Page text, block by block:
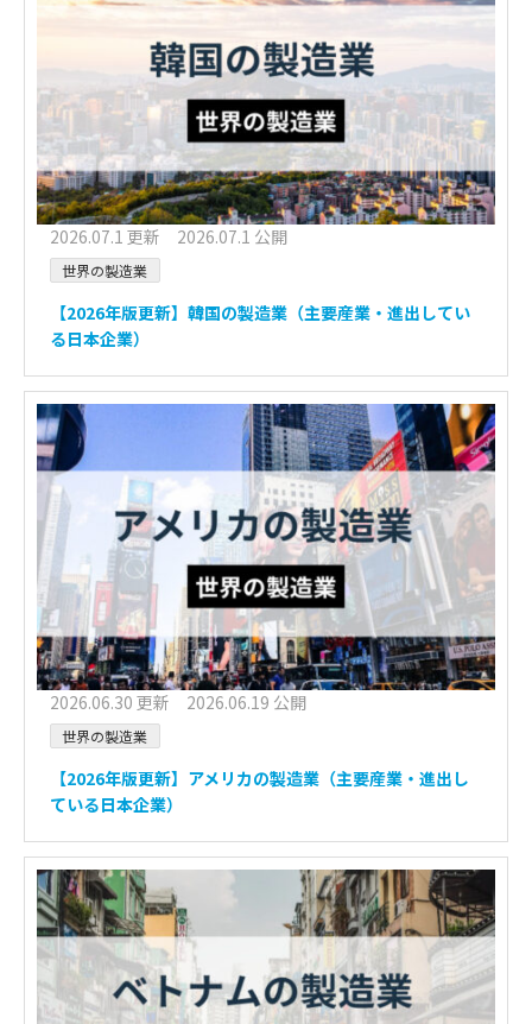
2026.07.1 更新 2026.07.1 公開
世界の製造業
【2026年版更新】韓国の製造業（主要産業・進出してい
る日本企業）
2026.06.30 更新 2026.06.19 公開
世界の製造業
【2026年版更新】アメリカの製造業（主要産業・進出し
ている日本企業）